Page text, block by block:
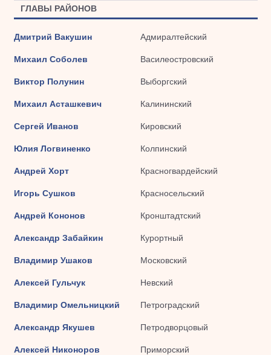
ГЛАВЫ РАЙОНОВ
Дмитрий Вакушин Адмиралтейский
Михаил Соболев Василеостровский
Виктор Полунин Выборгский
Михаил Асташкевич Калининский
Сергей Иванов Кировский
Юлия Логвиненко Колпинский
Андрей Хорт Красногвардейский
Игорь Сушков Красносельский
Андрей Кононов Кронштадтский
Александр Забайкин Курортный
Владимир Ушаков Московский
Алексей Гульчук Невский
Владимир Омельницкий Петроградский
Александр Якушев Петродворцовый
Алексей Никоноров Приморский